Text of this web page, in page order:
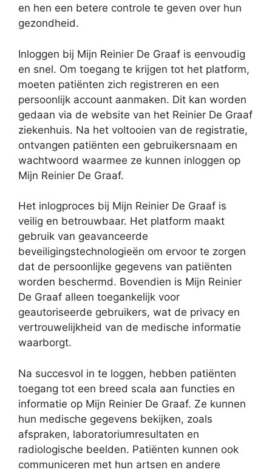
en hen een betere controle te geven over hun
gezondheid.
Inloggen bij Mijn Reinier De Graaf is eenvoudig
en snel. Om toegang te krijgen tot het platform,
moeten patiënten zich registreren en een
persoonlijk account aanmaken. Dit kan worden
gedaan via de website van het Reinier De Graaf
ziekenhuis. Na het voltooien van de registratie,
ontvangen patiënten een gebruikersnaam en
wachtwoord waarmee ze kunnen inloggen op
Mijn Reinier De Graaf.
Het inlogproces bij Mijn Reinier De Graaf is
veilig en betrouwbaar. Het platform maakt
gebruik van geavanceerde
beveiligingstechnologieën om ervoor te zorgen
dat de persoonlijke gegevens van patiënten
worden beschermd. Bovendien is Mijn Reinier
De Graaf alleen toegankelijk voor
geautoriseerde gebruikers, wat de privacy en
vertrouwelijkheid van de medische informatie
waarborgt.
Na succesvol in te loggen, hebben patiënten
toegang tot een breed scala aan functies en
informatie op Mijn Reinier De Graaf. Ze kunnen
hun medische gegevens bekijken, zoals
afspraken, laboratoriumresultaten en
radiologische beelden. Patiënten kunnen ook
communiceren met hun artsen en andere